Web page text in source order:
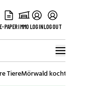
E-PAPERIMMOLOGINLOGOUT
TiereMörwald kocht